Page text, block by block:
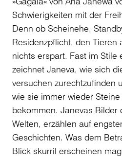
Schwierigkeiten mit der
Denn ob Scheinehe,
Residenzpflicht, den Tieren
nichts erspart. Fast im Stile
zeichnet Janeva, wie sich
versuchen zurechtzufinden
wie sie immer wieder
bekommen. Janevas Bilder
Welten, erzählen auf
Geschichten. Was dem
Blick skurril erscheinen